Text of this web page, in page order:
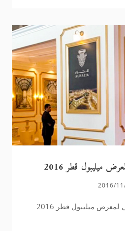
ميليبول قطر 2016
2016/
ميليبول قطر 2016